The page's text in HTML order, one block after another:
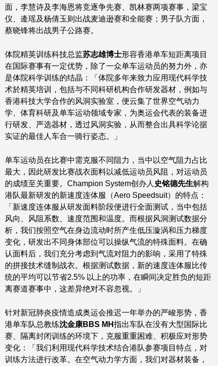
面，李慧诗及李海恩将竞逐争先赛、凯林赛两项赛事，梁宝
仪、逄瑶及杨倩玉则出战麦迪逊赛和全能赛；男子队方面，
蔡晓锋将出战男子公路赛。
体院精英训练科技总监苏志雄博士形容香港单车短距离项目
在国际赛事有一定优势，除了一众单车运动员的努力外，亦
是体院科学训练的结晶：「体院多年来致力应用现代科学技
术於精英培训，包括与不同科研机构合作研发器材，例如与
香港科技大学合作的风洞实验室，便云集了世界空气动力
学、体育科研及单车运动领域专家，为奥运会代表的装备进
行研发、严选器材，透过风洞实验，从而整合出具科学论据
实证的最佳人车合一骑行姿态。」
单车运动员在比赛中需克服不同阻力，当中以空气阻力占比
最大，因此研发比赛战衣面料以减低运动员风阻，对运动员
的成绩至关重要。Champion System创办人 史铭德先生解构
港队最新研发的新速度连体服（Aero Speedsuit）的特点：
「新速度连体服从研发面料阶段便进行全面测试，当中包括
风向、风阻系数、速度范围和温度。而根据风洞测试数据分
析，我们按照空气在身边流动时所产生低压漩涡和压力梯度
变化，研发出不同身体部位可以操纵气流的特殊面料。在确
认面料后，我们充分考虑到气流对阻力的影响，采用了特殊
的拼接技术缝制战衣。根据测试数据，新的速度连体服比传
统的平均可以节省2.5% 以上的功率，在瞬间决定胜负的短距
离赛道赛事中，这差异绝对不容忽视。」
针对新冠肺炎疫情造成奥运会推迟一年举办的严峻形势，香
港单车队总教练沈金康BBS MH指出车队在没有大型国际比
赛、隔离封闭训练的环境下，克服重重困难、积极应对形势
变化：「我们利用现代科学技术结合港队参赛项目特点，对
训练方法进行改革。在空气动力学方面，我们对器材装备，